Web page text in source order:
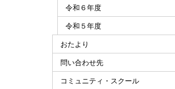
令和６年度
令和５年度
おたより
問い合わせ先
コミュニティ・スクール